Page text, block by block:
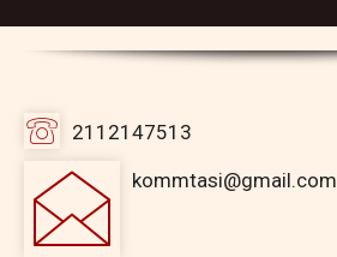
2112147513
kommtasi@gmail.com